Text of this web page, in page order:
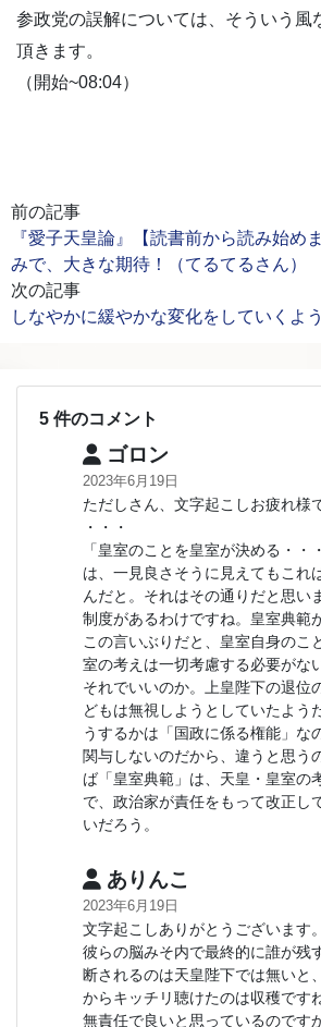
参政党の誤解については、そういう風
頂きます。
（開始~08:04）
前の記事
『愛子天皇論』【読書前から読み始め
みで、大きな期待！（てるてるさん）
次の記事
しなやかに緩やかな変化をしていくよ
5 件のコメント
ゴロン
2023年6月19日
ただしさん、文字起こしお疲れ様
・・・
「皇室のことを皇室が決める・・
は、一見良さそうに見えてもこれ
んだと。それはその通りだと思い
制度があるわけですね。皇室典範
この言いぶりだと、皇室自身のこ
室の考えは一切考慮する必要がな
それでいいのか。上皇陛下の退位
どもは無視しようとしていたよう
うするかは「国政に係る権能」な
関与しないのだから、違うと思う
ば「皇室典範」は、天皇・皇室の
で、政治家が責任をもって改正し
いだろう。
ありんこ
2023年6月19日
文字起こしありがとうございます。
彼らの脳みそ内で最終的に誰が残
断されるのは天皇陛下では無いと
からキッチリ聴けたのは収穫です
無責任で良いと思っているのです